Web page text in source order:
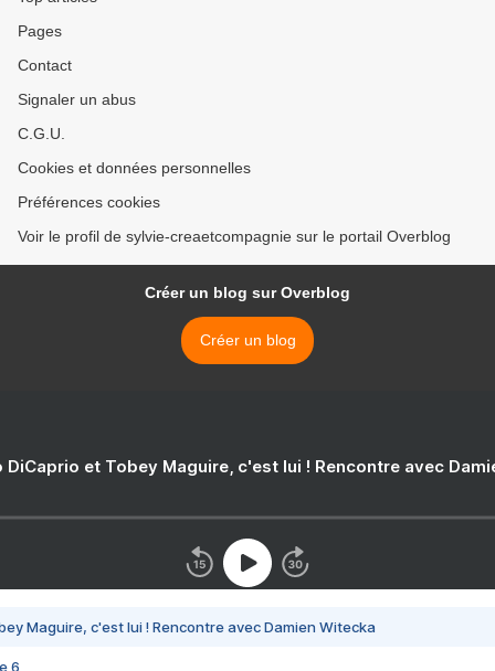
Pages
Contact
Signaler un abus
C.G.U.
Cookies et données personnelles
Préférences cookies
Voir le profil de sylvie-creaetcompagnie sur le portail Overblog
Créer un blog sur Overblog
Créer un blog
DiCaprio et Tobey Maguire, c'est lui ! Rencontre avec
Maguire, c'est lui ! Rencontre avec Damien Witecka
6